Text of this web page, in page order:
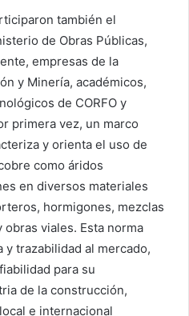
también el
de Obras Públicas,
empresas de la
y Minería, académicos,
de CORFO y
primera vez, un marco
y orienta el uso de
como áridos
en diversos materiales
hormigones, mezclas
viales. Esta norma
trazabilidad al mercado,
para su
de la construcción,
e internacional